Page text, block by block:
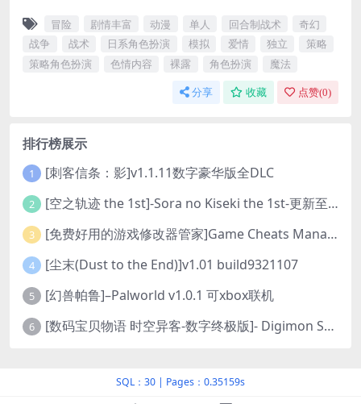
冒险 剧情丰富 动漫 单人 回合制战术
奇幻
战争
战术 日系角色扮演 模拟 爱情 独立
策略
策略角色扮演
色情内容 裸露 角色扮演 魔法
分享 收藏 点赞(0)
排行榜展示
1 [刺客信条：影]v1.1.11数字豪华版全DLC
2 [空之轨迹 the 1st]-Sora no Kiseki the 1st-更新至v1.06.4-全DLC
3 [免费好用的游戏修改器管家]Game Cheats Manager
4 [尘末(Dust to the End)]v1.01 build9321107
5 [幻兽帕鲁]–Palworld v1.0.1 可xbox联机
6 [数码宝贝物语 时空异客-数字终极版]- Digimon Story Time Stranger-Build.23514637
SQL：30 | Pages：0.35159s